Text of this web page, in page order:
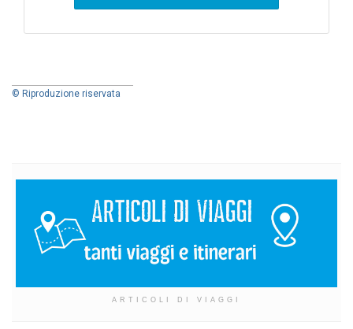
© Riproduzione riservata
ARTICOLI DI VIAGGI